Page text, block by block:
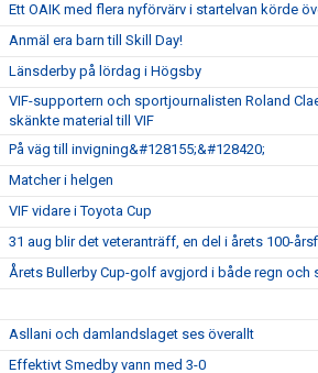
Ett OAIK med flera nyförvärv i startelvan körde
Anmäl era barn till Skill Day!
Länsderby på lördag i Högsby
VIF-supportern och sportjournalisten Roland
skänkte material till VIF
På väg till invigning&#128155;&#128420;
Matcher i helgen
VIF vidare i Toyota Cup
31 aug blir det veteranträff, en del i årets 100-
Årets Bullerby Cup-golf avgjord i både regn och
Asllani och damlandslaget ses överallt
Effektivt Smedby vann med 3-0